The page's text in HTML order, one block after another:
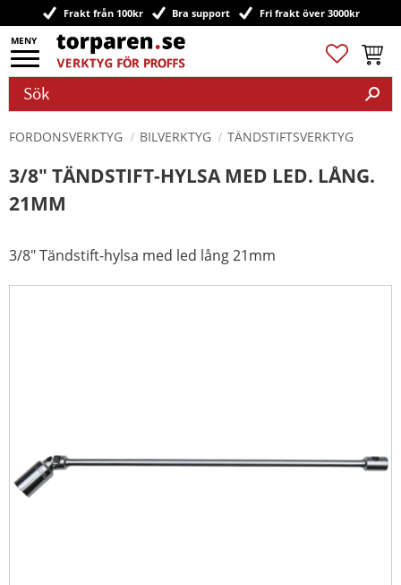
Meny
Frakt från 100kr Bra support Fri frakt över 3000kr
Favoriter
FORDONSVERKTYG BILVERKTYG TÄNDSTIFTSVERKTYG
3/8" TÄNDSTIFT-HYLSA MED LED. LÅNG.
21MM
3/8" Tändstift-hylsa med led lång 21mm